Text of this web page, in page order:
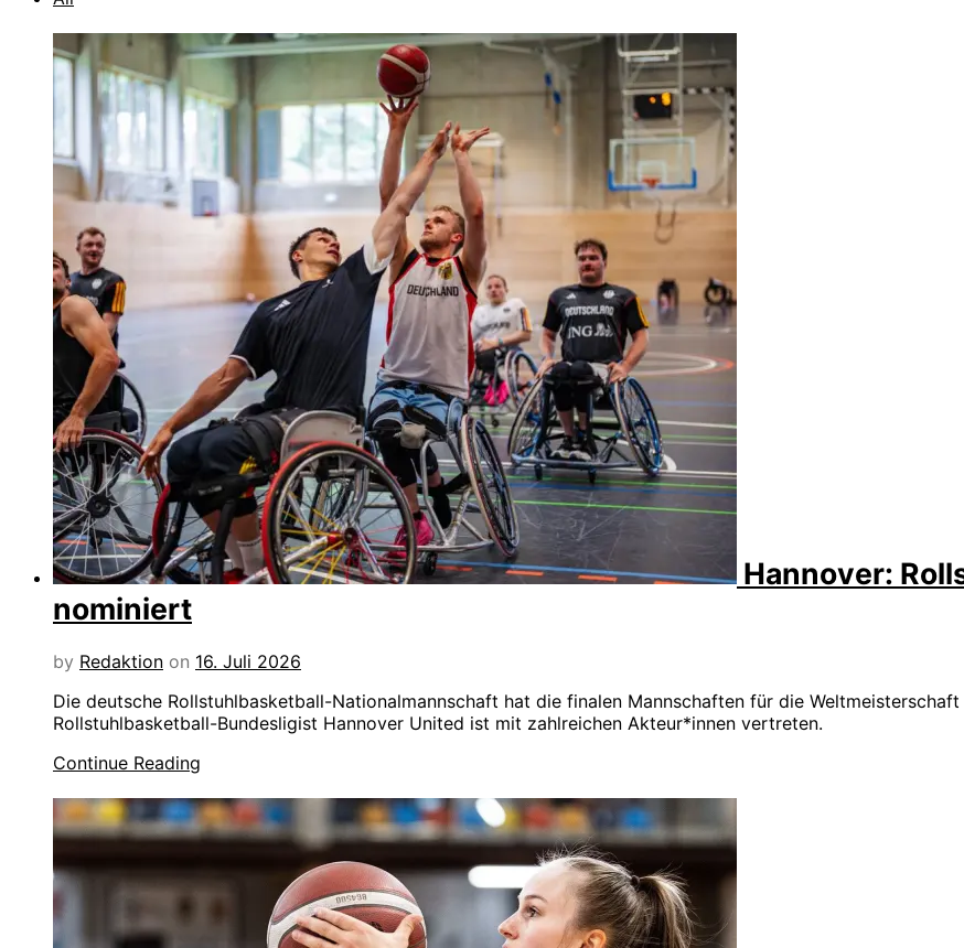
Hannover:
nominiert
by Redaktion on 16. Juli 2026
Die deutsche Rollstuhlbasketball-Nationalmannschaft hat die finalen Mannschaften für die
Rollstuhlbasketball-Bundesligist Hannover United ist mit zahlreichen Akteur*innen vertreten.
Continue Reading